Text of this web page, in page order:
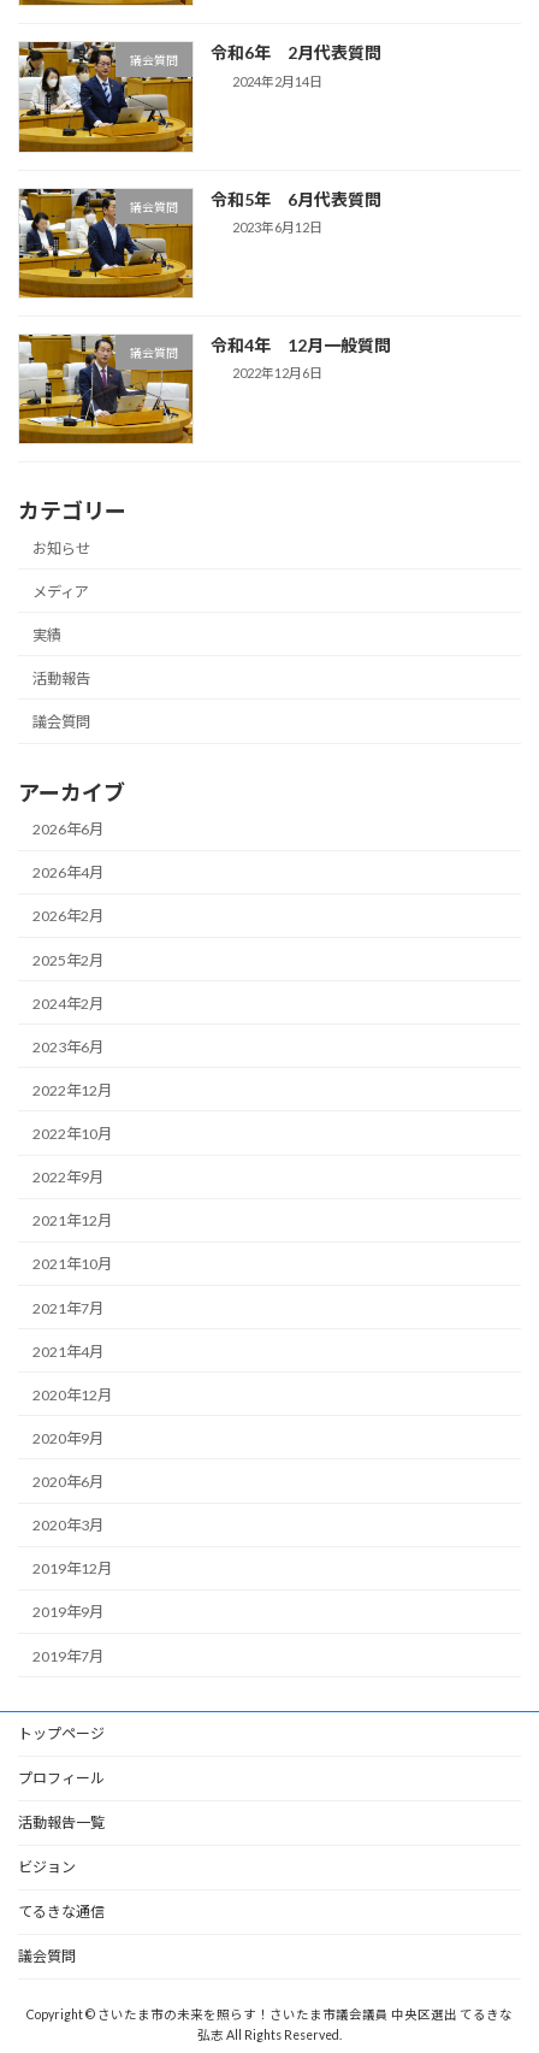
議会質問 令和6年 2月代表質問
2024年2月14日
議会質問 令和5年 6月代表質問
2023年6月12日
議会質問 令和4年 12月一般質問
2022年12月6日
カテゴリー
お知らせ
メディア
実績
活動報告
議会質問
アーカイブ
2026年6月
2026年4月
2026年2月
2025年2月
2024年2月
2023年6月
2022年12月
2022年10月
2022年9月
2021年12月
2021年10月
2021年7月
2021年4月
2020年12月
2020年9月
2020年6月
2020年3月
2019年12月
2019年9月
2019年7月
トップページ
プロフィール
活動報告一覧
ビジョン
てるきな通信
議会質問
Copyright © さいたま市の未来を照らす！さいたま市議会議員 中央区選出 てるきな
弘志 All Rights Reserved.